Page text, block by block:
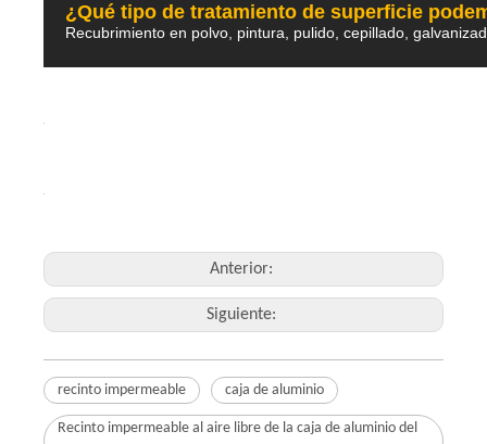
¿Qué tipo de tratamiento de superficie
Recubrimiento en polvo, pintura, pulido, cepillado,
Anterior:
Siguiente:
recinto impermeable caja de aluminio
Recinto impermeable al aire libre de la caja de aluminio del